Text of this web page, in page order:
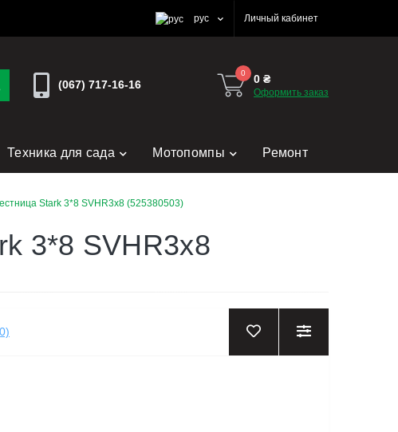
рус Личный кабинет
(067) 717-16-16
0 0 ₴
Оформить заказ
Техника для сада Мотопомпы Ремонт
Stark 3*8 SVHR3x8 (525380503)
3*8 SVHR3x8